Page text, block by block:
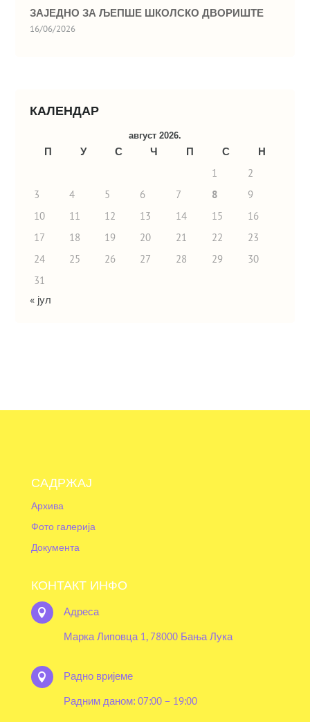
ЗАЈЕДНО ЗА ЉЕПШЕ ШКОЛСКО ДВОРИШТЕ
16/06/2026
КАЛЕНДАР
август 2026.
П У С Ч П С
Н
1
2
3
4 5 6 7 8
9
10
11 12 13 14 15
16
17
18 19 20 21 22
23
24
25 26 27 28 29
30
31
« јул
САДРЖАЈ
Архива
Фото галерија
Документа
КОНТАКТ ИНФО
 Адреса
Марка Липовца 1, 78000 Бања Лука
 Радно вријеме
Радним даном: 07:00 – 19:00